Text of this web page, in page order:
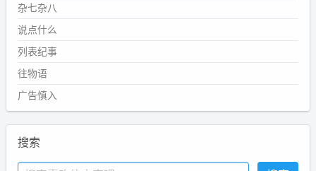
杂七杂八
说点什么
列表纪事
往物语
广告慎入
搜索